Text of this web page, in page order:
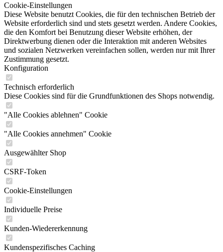
Cookie-Einstellungen
Diese Website benutzt Cookies, die für den technischen Betrieb der
Website erforderlich sind und stets gesetzt werden. Andere Cookies,
die den Komfort bei Benutzung dieser Website erhöhen, der
Direktwerbung dienen oder die Interaktion mit anderen Websites
und sozialen Netzwerken vereinfachen sollen, werden nur mit Ihrer
Zustimmung gesetzt.
Konfiguration
Technisch erforderlich
Diese Cookies sind für die Grundfunktionen des Shops notwendig.
"Alle Cookies ablehnen" Cookie
"Alle Cookies annehmen" Cookie
Ausgewählter Shop
CSRF-Token
Cookie-Einstellungen
Individuelle Preise
Kunden-Wiedererkennung
Kundenspezifisches Caching